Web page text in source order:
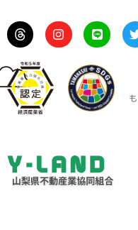
I
n
s
L
i
n
e
i